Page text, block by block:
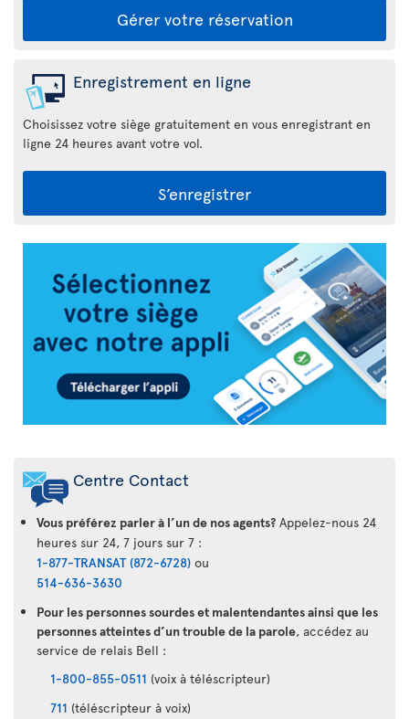
Gérer votre réservation
Enregistrement en ligne
Choisissez votre siège gratuitement en vous enregistrant en
ligne 24 heures avant votre vol.
S’enregistrer
Transat
Centre Contact
Vous préférez parler à l’un de nos agents? Appelez-nous 24
heures sur 24, 7 jours sur 7 :
1-877-TRANSAT (872-6728) ou
514-636-3630
Pour les personnes sourdes et malentendantes ainsi que les
personnes atteintes d’un trouble de la parole, accédez au
service de relais Bell :
1-800-855-0511 (voix à téléscripteur)
711 (téléscripteur à voix)